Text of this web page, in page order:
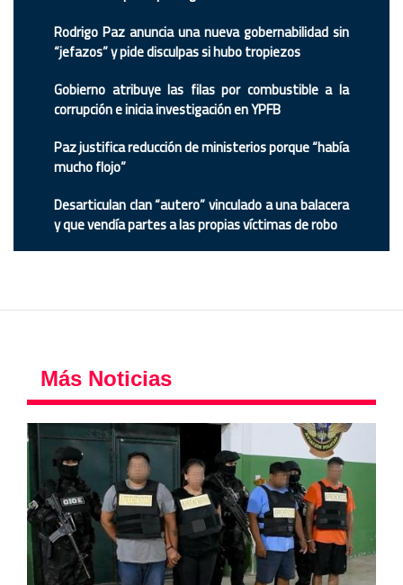
Rodrigo Paz anuncia una nueva gobernabilidad sin
“jefazos” y pide disculpas si hubo tropiezos
Gobierno atribuye las filas por combustible a la
corrupción e inicia investigación en YPFB
Paz justifica reducción de ministerios porque “había
mucho flojo”
Desarticulan clan “autero” vinculado a una balacera
y que vendía partes a las propias víctimas de robo
Más Noticias